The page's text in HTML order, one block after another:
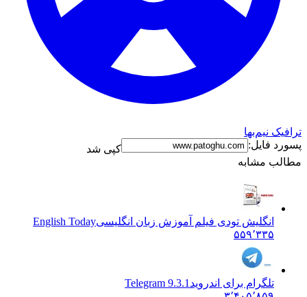
نیم‌بها
فایل:
کپی شد
مشابه
انگلیش تودی فیلم آموزش زبان انگليسیEnglish Today
۵۵۹٬۳۳۵
تلگرام برای اندروید Telegram 9.3.1